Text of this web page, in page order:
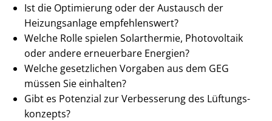
Ist die Optimierung oder der Austausch der
Heizungsanlage empfehlenswert?
Welche Rolle spielen Solarthermie, Photovoltaik
oder andere erneuerbare Energien?
Welche gesetzlichen Vorgaben aus dem GEG
müssen Sie einhalten?
Gibt es Potenzial zur Verbesserung des Lüf­tungs­
kon­zepts?